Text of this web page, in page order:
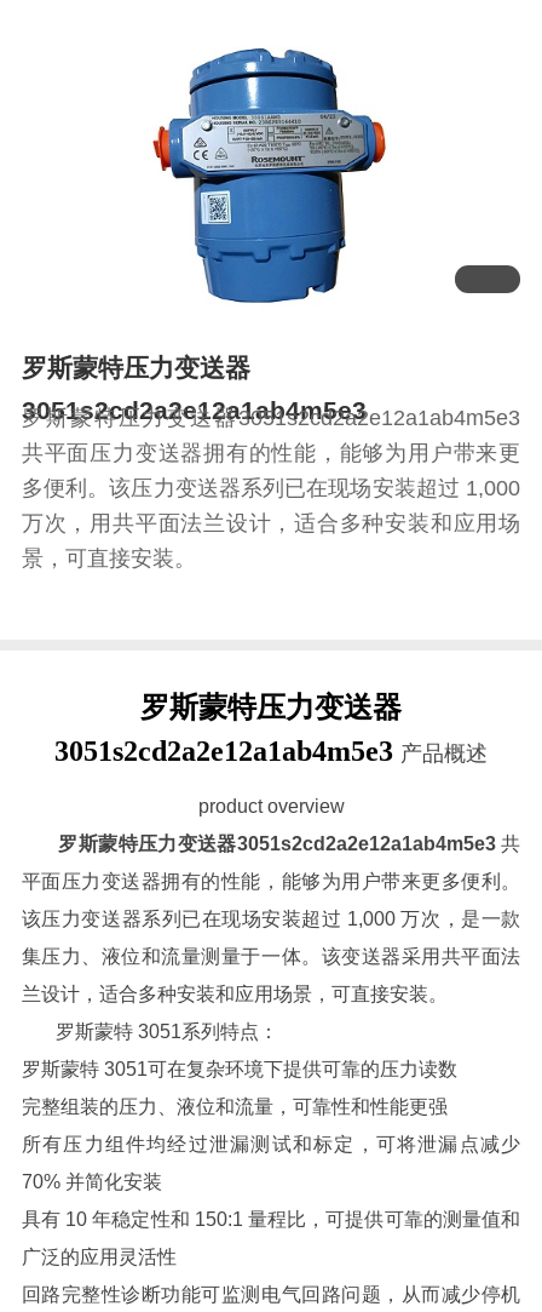
罗斯蒙特压力变送器
3051s2cd2a2e12a1ab4m5e3
罗斯蒙特压力变送器3051s2cd2a2e12a1ab4m5e3
共平面压力变送器拥有的性能，能够为用户带来更
多便利。该压力变送器系列已在现场安装超过 1,000
万次，用共平面法兰设计，适合多种安装和应用场
景，可直接安装。
罗斯蒙特压力变送器
3051s2cd2a2e12a1ab4m5e3 产品概述
product overview
罗斯蒙特压力变送器3051s2cd2a2e12a1ab4m5e3共
平面压力变送器拥有的性能，能够为用户带来更多便利。
该压力变送器系列已在现场安装超过 1,000 万次，是一款
集压力、液位和流量测量于一体。该变送器采用共平面法
兰设计，适合多种安装和应用场景，可直接安装。
罗斯蒙特 3051系列特点：
罗斯蒙特 3051可在复杂环境下提供可靠的压力读数
完整组装的压力、液位和流量，可靠性和性能更强
所有压力组件均经过泄漏测试和标定，可将泄漏点减少
70% 并简化安装
具有 10 年稳定性和 150:1 量程比，可提供可靠的测量值和
广泛的应用灵活性
回路完整性诊断功能可监测电气回路问题，从而减少停机